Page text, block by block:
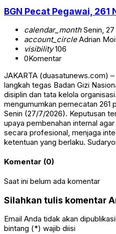
BGN Pecat Pegawai, 261
calendar_monthSenin, 27
account_circleAdrian
visibility106
0Komentar
JAKARTA (duasatunews.com)
langkah tegas Badan Gizi
disiplin dan tata kelola
mengumumkan pemecatan 261
Senin (27/7/2026). Keputusan
upaya pembenahan internal
secara profesional, menjaga
ketentuan yang berlaku.
Komentar (0)
Saat ini belum ada komentar
Silahkan tulis komentar
Email Anda tidak akan
bintang (*) wajib diisi